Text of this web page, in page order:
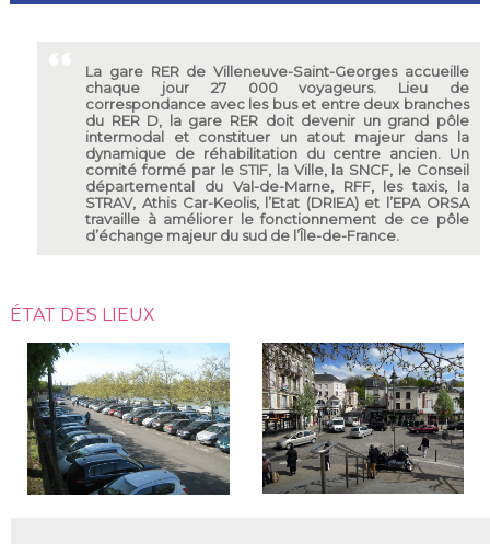
La gare RER de Villeneuve-Saint-Georges accueille
chaque jour 27 000 voyageurs. Lieu de
correspondance avec les bus et entre deux branches
du RER D, la gare RER doit devenir un grand pôle
intermodal et constituer un atout majeur dans la
dynamique de réhabilitation du centre ancien. Un
comité formé par le STIF, la Ville, la SNCF, le Conseil
départemental du Val-de-Marne, RFF, les taxis, la
STRAV, Athis Car-Keolis, l’Etat (DRIEA) et l’EPA ORSA
travaille à améliorer le fonctionnement de ce pôle
d’échange majeur du sud de l’Île-de-France.
ÉTAT DES LIEUX